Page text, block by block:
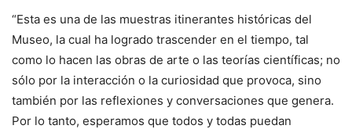
“Esta es una de las muestras itinerantes históricas del
Museo, la cual ha logrado trascender en el tiempo, tal
como lo hacen las obras de arte o las teorías científicas; no
sólo por la interacción o la curiosidad que provoca, sino
también por las reflexiones y conversaciones que genera.
Por lo tanto, esperamos que todos y todas puedan